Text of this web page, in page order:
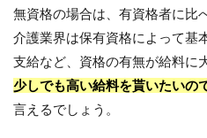
無資格の場合は、有資格者に比
介護業界は保有資格によって基
支給など、資格の有無が給料に
少しでも高い給料を貰いたいの
言えるでしょう。